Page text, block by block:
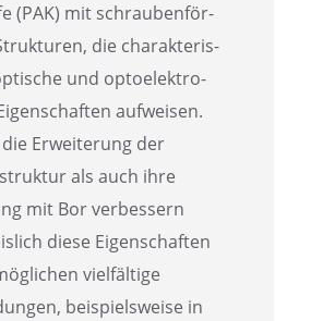
(PAK) mit schrau­ben­för­
die charak­te­ris­
und optoelek­tro­
aufwei­sen.
Erwei­te­rung der
als auch ihre
mit Bor verbes­sern
diese Eigen­schaf­ten
vielfäl­tige
beispiels­weise in